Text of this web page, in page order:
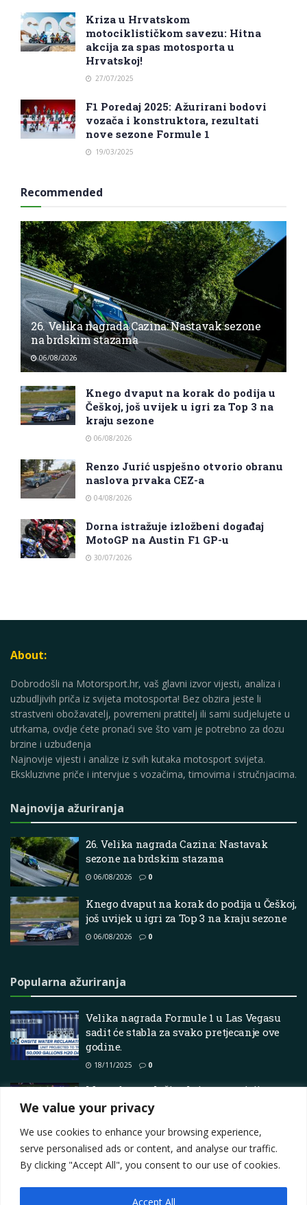
We value your privacy
We use cookies to enhance your browsing experience,
serve personalised ads or content, and analyse our traffic.
By clicking "Accept All", you consent to our use of cookies.
Accept All
Kriza u Hrvatskom
motociklističkom savezu: Hitna
akcija za spas motosporta u
Hrvatskoj!
27/07/2025
F1 Poredaj 2025: Ažurirani bodovi
vozača i konstruktora, rezultati
nove sezone Formule 1
19/03/2025
Recommended
26. Velika nagrada Cazina: Nastavak sezone
na brdskim stazama
06/08/2026
Knego dvaput na korak do podija u
Češkoj, još uvijek u igri za Top 3 na
kraju sezone
06/08/2026
Renzo Jurić uspješno otvorio obranu
naslova prvaka CEZ-a
04/08/2026
Dorna istražuje izložbeni događaj
MotoGP na Austin F1 GP-u
30/07/2026
About:
Dobrodošli na Motorsport.hr, vaš glavni izvor vijesti, analiza i
uzbudljivih priča iz svijeta motosporta! Bez obzira jeste li
strastveni obožavatelj, povremeni pratitelj ili sami sudjelujete u
utrkama, ovdje ćete pronaći sve što vam je potrebno za dozu
brzine i uzbuđenja
Najnovije vijesti i analize iz svih kutaka motosport svijeta.
Ekskluzivne priče i intervjue s vozačima, timovima i stručnjacima.
Najnovija ažuriranja
26. Velika nagrada Cazina: Nastavak
sezone na brdskim stazama
06/08/2026 0
Knego dvaput na korak do podija u Češkoj,
još uvijek u igri za Top 3 na kraju sezone
06/08/2026 0
Popularna ažuriranja
Velika nagrada Formule 1 u Las Vegasu
sadit će stabla za svako pretjecanje ove
godine.
18/11/2025 0
Mercedes povlači zahtjev za reviziju
rezultata Velike nagrade Monaka 2026.